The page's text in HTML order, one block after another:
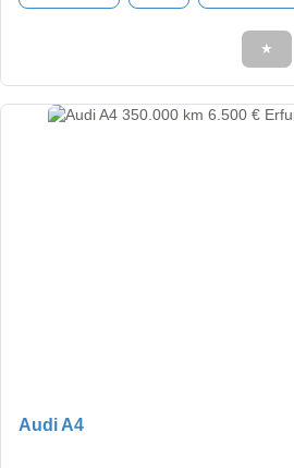
★
Audi A4